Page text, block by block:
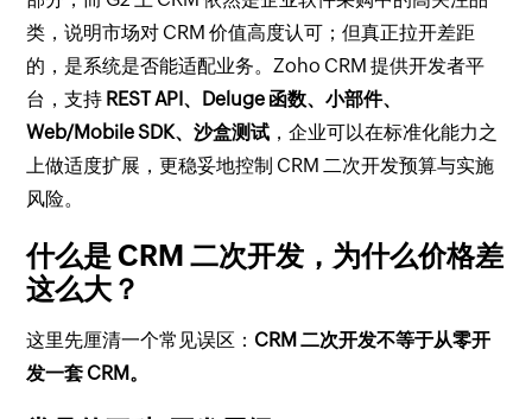
类，说明市场对 CRM 价值高度认可；但真正拉开差距
的，是系统是否能适配业务。Zoho CRM 提供开发者平
台，支持 REST API、Deluge 函数、小部件、
Web/Mobile SDK、沙盒测试 ，企业可以在标准化能力之
上做适度扩展，更稳妥地控制 CRM 二次开发预算与实施
风险。
什么是 CRM 二次开发，为什么价格差
这么大？
这里先厘清一个常见误区： CRM 二次开发不等于从零开
发一套 CRM。